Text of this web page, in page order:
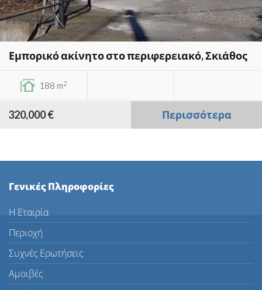
Εμπορικό ακίνητο στο περιφερειακό, Σκιάθος
188 m2
320,000 € Περισσότερα
Γενικές Πληροφορίες
Η Εταιρία
Περιοχή
Συχνές Ερωτήσεις
Αμοιβές